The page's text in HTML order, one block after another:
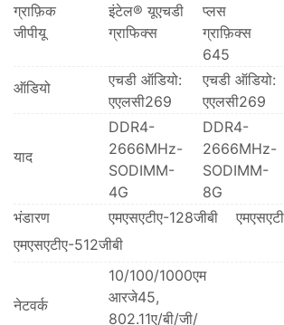
ग्राफ़िक
जीपीयू
इंटेल® यूएचडी
ग्राफिक्स
प्लस
ग्राफ़िक्स
645
ऑडियो
एचडी ऑडियो:
एएलसी269
एचडी ऑडियो:
एएलसी269
याद
DDR4-
2666MHz-
SODIMM-
4G
DDR4-
2666MHz-
SODIMM-
8G
भंडारण
एमएसएटीए-128जीबी
एमएसएटीए-512जीबी
नेटवर्क
10/100/1000एम
आरजे45,
802.11ए/बी/जी/